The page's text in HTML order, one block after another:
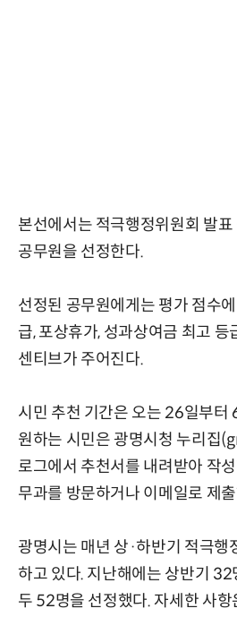
본선에서는 적극행정위원회 발
공무원을 선정한다.
선정된 공무원에게는 평가 점수
급, 포상휴가, 성과상여금 최고 등
센티브가 주어진다.
시민 추천 기간은 오는 26일부터
원하는 시민은 광명시청 누리집
로그에서 추천서를 내려받아 작
무과를 방문하거나 이메일로 제
광명시는 매년 상·하반기 적극행
하고 있다. 지난해에는 상반기 32
두 52명을 선정했다. 자세한 사